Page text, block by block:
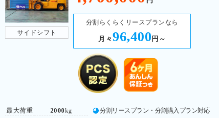
サイドシフト
分割らくらくリースプランなら
月々96,400 円～
最大荷重
2000kg
分割リースプラン・分割購入プラン対応